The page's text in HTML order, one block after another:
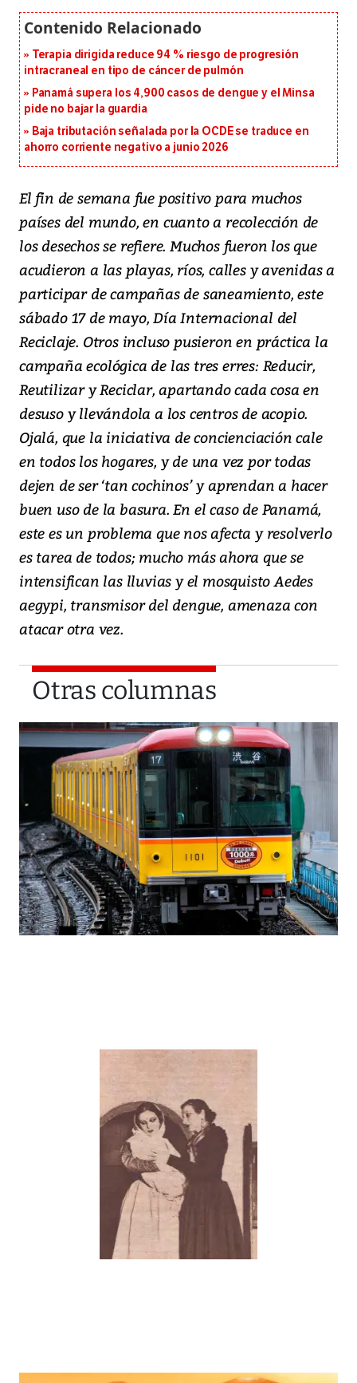
Terapia dirigida reduce 94 % riesgo de progresión
intracraneal en tipo de cáncer de pulmón
Panamá supera los 4,900 casos de dengue y el Minsa
pide no bajar la guardia
Baja tributación señalada por la OCDE se traduce en
ahorro corriente negativo a junio 2026
El fin de semana fue positivo para muchos
países del mundo, en cuanto a recolección de
los desechos se refiere. Muchos fueron los que
acudieron a las playas, ríos, calles y avenidas a
participar de campañas de saneamiento, este
sábado 17 de mayo, Día Internacional del
Reciclaje. Otros incluso pusieron en práctica la
campaña ecológica de las tres erres: Reducir,
Reutilizar y Reciclar, apartando cada cosa en
desuso y llevándola a los centros de acopio.
Ojalá, que la iniciativa de concienciación cale
en todos los hogares, y de una vez por todas
dejen de ser ‘tan cochinos’ y aprendan a hacer
buen uso de la basura. En el caso de Panamá,
este es un problema que nos afecta y resolverlo
es tarea de todos; mucho más ahora que se
intensifican las lluvias y el mosquisto Aedes
aegypi, transmisor del dengue, amenaza con
atacar otra vez.
Otras columnas